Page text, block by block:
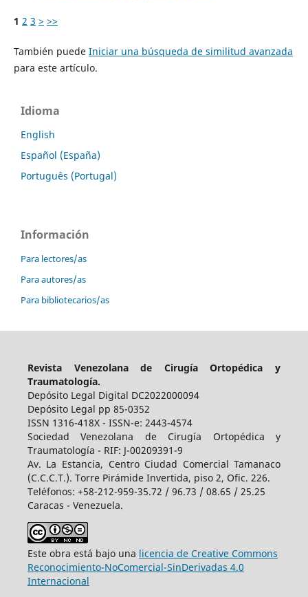
1 2 3 > >>
También puede Iniciar una búsqueda de similitud avanzada
para este artículo.
Idioma
English
Español (España)
Português (Portugal)
Información
Para lectores/as
Para autores/as
Para bibliotecarios/as
Revista Venezolana de Cirugía Ortopédica y
Traumatología.
Depósito Legal Digital DC2022000094
Depósito Legal pp 85-0352
ISSN 1316-418X - ISSN-e: 2443-4574
Sociedad Venezolana de Cirugía Ortopédica y
Traumatología - RIF: J-00209391-9
Av. La Estancia, Centro Ciudad Comercial Tamanaco
(C.C.C.T.). Torre Pirámide Invertida, piso 2, Ofic. 226.
Teléfonos: +58-212-959-35.72 / 96.73 / 08.65 / 25.25
Caracas - Venezuela.
Este obra está bajo una licencia de Creative Commons
Reconocimiento-NoComercial-SinDerivadas 4.0
Internacional